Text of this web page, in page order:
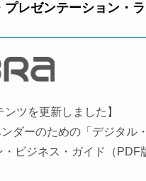
プレゼンテーション・
ンツを更新しました】
ンダーのための「デジタル
・ビジネス・ガイド（PDF